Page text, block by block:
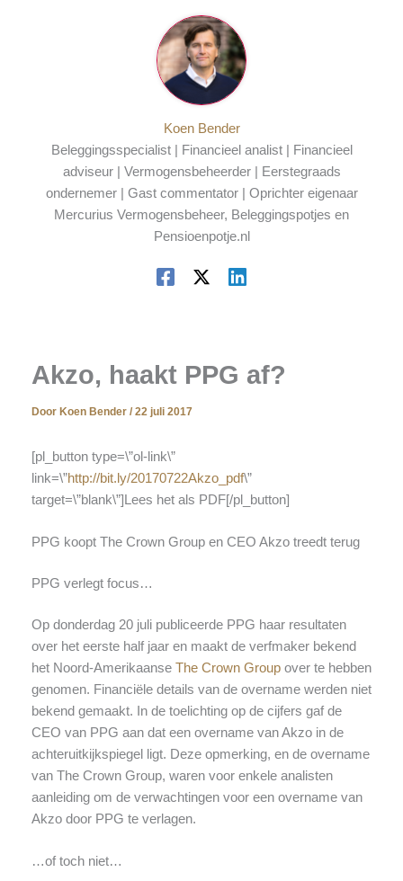
Koen Bender
Beleggingsspecialist | Financieel analist | Financieel
adviseur | Vermogensbeheerder | Eerstegraads
ondernemer | Gast commentator | Oprichter eigenaar
Mercurius Vermogensbeheer, Beleggingspotjes en
Pensioenpotje.nl
Akzo, haakt PPG af?
Door Koen Bender / 22 juli 2017
[pl_button type=\”ol-link\”
link=\”http://bit.ly/20170722Akzo_pdf\”
target=\”blank\”]Lees het als PDF[/pl_button]
PPG koopt The Crown Group en CEO Akzo treedt terug
PPG verlegt focus…
Op donderdag 20 juli publiceerde PPG haar resultaten
over het eerste half jaar en maakt de verfmaker bekend
het Noord-Amerikaanse The Crown Groupover te hebben
genomen. Financiële details van de overname werden niet
bekend gemaakt. In de toelichting op de cijfers gaf de
CEO van PPG aan dat een overname van Akzo in de
achteruitkijkspiegel ligt. Deze opmerking, en de overname
van The Crown Group, waren voor enkele analisten
aanleiding om de verwachtingen voor een overname van
Akzo door PPG te verlagen.
…of toch niet…